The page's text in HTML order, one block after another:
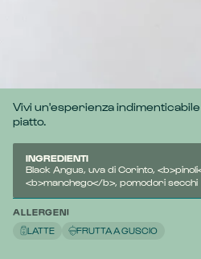
Vivi un'esperienza
piatto.
INGREDIENTI
Black Angus, uva di Corinto,
<b>manchego</b>, pomodori secchi
ALLERGENI
LATTE
FRUTTA A GUSCIO